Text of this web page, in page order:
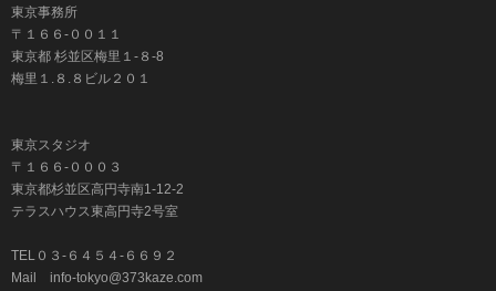
東京事務所
〒１６６-００１１
東京都 杉並区梅里１-８-8
梅里１.８.８ビル２０１
東京スタジオ
〒１６６-０００３
東京都杉並区高円寺南1-12-2
テラスハウス東高円寺2号室
TEL０３-６４５４-６６９２
Mail info-tokyo@373kaze.com